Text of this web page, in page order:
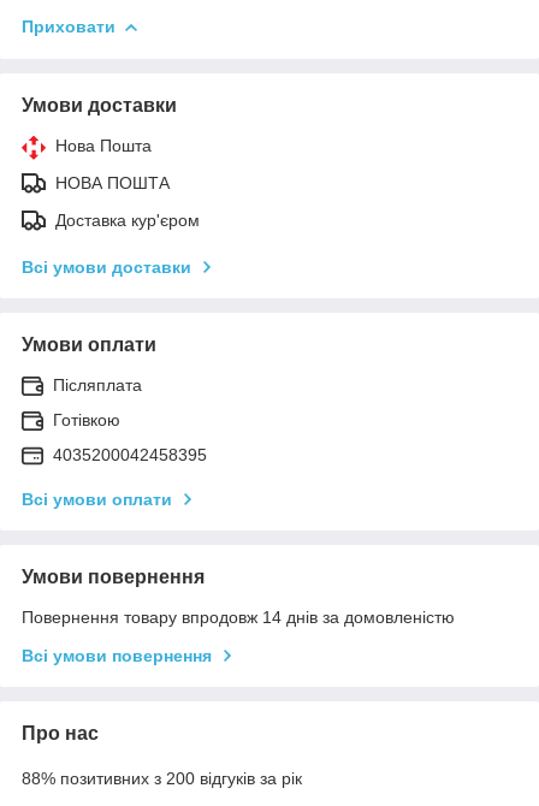
Приховати
Умови доставки
Нова Пошта
НОВА ПОШТА
Доставка кур'єром
Всі умови доставки
Умови оплати
Післяплата
Готівкою
4035200042458395
Всі умови оплати
Умови повернення
Повернення товару впродовж 14 днів за домовленістю
Всі умови повернення
Про нас
88% позитивних з 200 відгуків за рік